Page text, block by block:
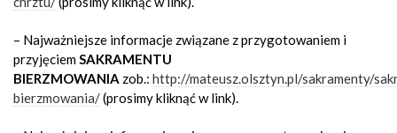
– Najważniejsze informacje związane z przygotowaniem i
przyjęciemSAKRAMENTU
BIERZMOWANIA zob.: http://mateusz.olsztyn.pl/sakramenty/
bierzmowania/(prosimy kliknąć w link).